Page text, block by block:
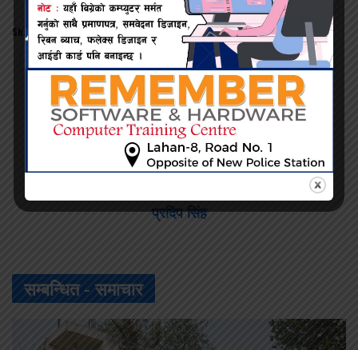
Share this:
Twitter Facebook
प्रदिप सिंह
सम्बन्धित - समाचार